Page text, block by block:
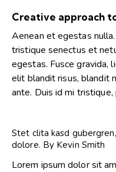
Creative approach
Aenean et egestas
tristique senectus et
egestas. Fusce gravida,
elit blandit risus, blandit
ante. Duis id mi
Stet clita kasd
dolore. By Kevin Smith
Lorem ipsum dolor sit